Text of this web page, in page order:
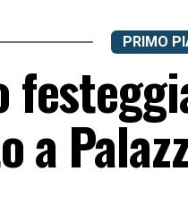
PRIMO
a